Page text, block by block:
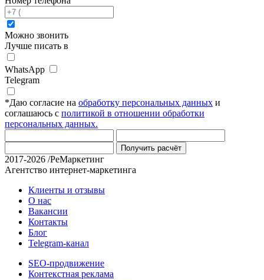
Можно звонить
Лучше писать в
WhatsApp
Telegram
*Даю согласие на обработку персональных данных и
соглашаюсь с политикой в отношении обработки
персональных данных.
Получить расчёт
2017-2026 /РеМаркетинг
Агентство интернет-маркетинга
Клиенты и отзывы
О нас
Вакансии
Контакты
Блог
Telegram-канал
SEO-продвижение
Контекстная реклама